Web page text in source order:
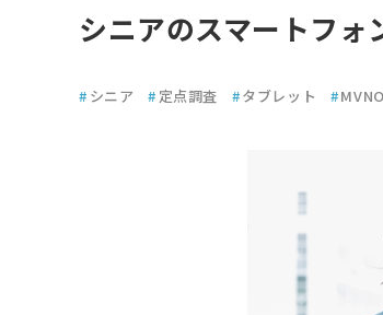
シニアのスマートフ
# シニア # 定点調査 #タブレット #MVNO